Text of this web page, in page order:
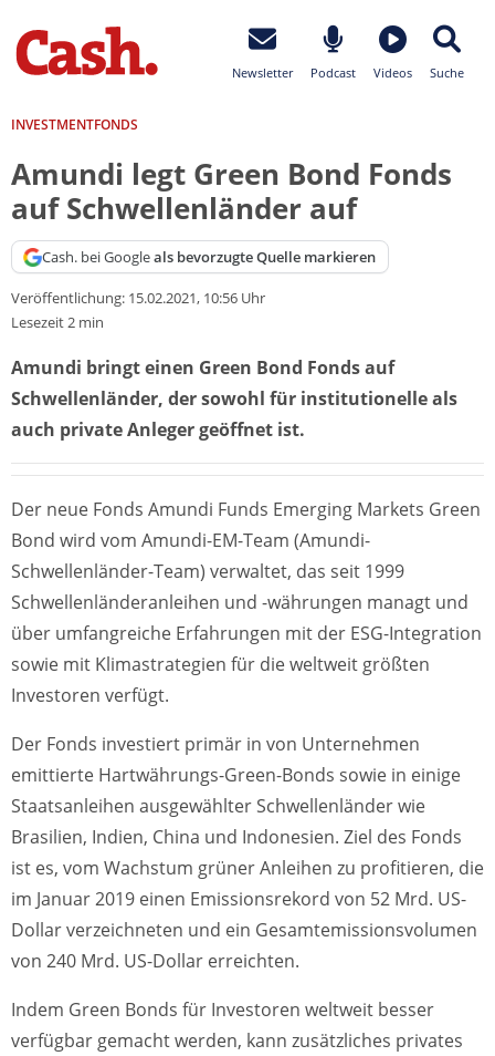
Newsletter Podcast Videos Suche
INVESTMENTFONDS
Amundi legt Green Bond Fonds
auf Schwellenländer auf
Cash. bei Googleals bevorzugte Quelle markieren
Veröffentlichung: 15.02.2021, 10:56 Uhr
Lesezeit 2 min
Amundi bringt einen Green Bond Fonds auf
Schwellenländer, der sowohl für institutionelle als
auch private Anleger geöffnet ist.
Der neue Fonds Amundi Funds Emerging Markets Green
Bond wird vom Amundi-EM-Team (Amundi-
Schwellenländer-Team) verwaltet, das seit 1999
Schwellenländeranleihen und -währungen managt und
über umfangreiche Erfahrungen mit der ESG-Integration
sowie mit Klimastrategien für die weltweit größten
Investoren verfügt.
Der Fonds investiert primär in von Unternehmen
emittierte Hartwährungs-Green-Bonds sowie in einige
Staatsanleihen ausgewählter Schwellenländer wie
Brasilien, Indien, China und Indonesien. Ziel des Fonds
ist es, vom Wachstum grüner Anleihen zu profitieren, die
im Januar 2019 einen Emissionsrekord von 52 Mrd. US-
Dollar verzeichneten und ein Gesamtemissionsvolumen
von 240 Mrd. US-Dollar erreichten.
Indem Green Bonds für Investoren weltweit besser
verfügbar gemacht werden, kann zusätzliches privates